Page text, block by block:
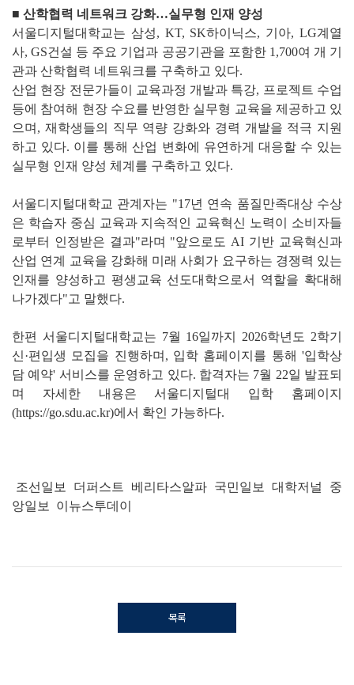
■ 산학협력 네트워크 강화…실무형 인재 양성
서울디지털대학교는 삼성, KT, SK하이닉스, 기아, LG계열
사, GS건설 등 주요 기업과 공공기관을 포함한 1,700여 개 기
관과 산학협력 네트워크를 구축하고 있다.
산업 현장 전문가들이 교육과정 개발과 특강, 프로젝트 수업
등에 참여해 현장 수요를 반영한 실무형 교육을 제공하고 있
으며, 재학생들의 직무 역량 강화와 경력 개발을 적극 지원
하고 있다. 이를 통해 산업 변화에 유연하게 대응할 수 있는
실무형 인재 양성 체계를 구축하고 있다.
서울디지털대학교 관계자는 "17년 연속 품질만족대상 수상
은 학습자 중심 교육과 지속적인 교육혁신 노력이 소비자들
로부터 인정받은 결과"라며 "앞으로도 AI 기반 교육혁신과
산업 연계 교육을 강화해 미래 사회가 요구하는 경쟁력 있는
인재를 양성하고 평생교육 선도대학으로서 역할을 확대해
나가겠다"고 말했다.
한편 서울디지털대학교는 7월 16일까지 2026학년도 2학기
신·편입생 모집을 진행하며, 입학 홈페이지를 통해 '입학상
담 예약' 서비스를 운영하고 있다. 합격자는 7월 22일 발표되
며 자세한 내용은 서울디지털대 입학 홈페이지
(https://go.sdu.ac.kr)에서 확인 가능하다.
조선일보 더퍼스트 베리타스알파 국민일보 대학저널
중
앙일보
이뉴스투데이
목록